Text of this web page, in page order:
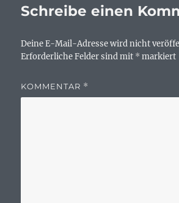
Schreibe einen
Deine E-Mail-Adresse wird nicht
Erforderliche Felder sind mit * markiert
KOMMENTAR *